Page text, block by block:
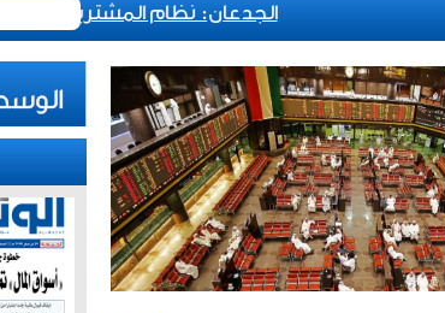
الجدعان: نظام المشتريات يمنح